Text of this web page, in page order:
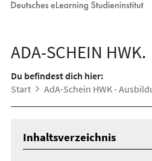
ADA-SCHEIN HWK.
Du befindest dich hier:
Start
AdA-Schein HWK -
Inhaltsverzeichnis